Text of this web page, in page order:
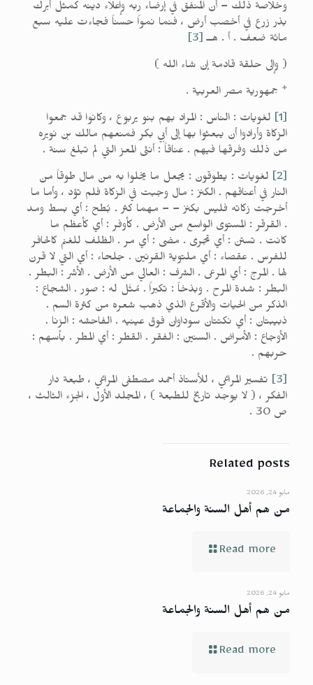
وخلاصة ذلك – أن المنفق في إرضاء ربه وإعلاء دينه كمثل أبرك
بذر زرع في أخصب أرض ، فنما نمواً حسناً فجاءت عليه سبع
مائة ضعف . أ . هــ [3]
( وإلى حلقة قادمة إن شاء الله )
* جمهورية مصر العربية .
[1]
لغويات : الناس : المراد بهم بنو يربوع ، وكانوا قد جمعوا
الزكاة وأرادوا أن يبعثوا بها إلى أبي بكر فمنعهم مالك بن نويره
من ذلك وفرقها فيهم . عناقاً : أنثى المعز التي لم تبلغ سنة .
[2]
لغويات : يطوقون : يجعل ما يخلوا به من مال طوقاً من
النار في أعناقهم . الكنز : مال وجبت في الزكاة فلم تؤد ، وأما ما
أخرجت زكاته فليس بكنز – – مهما كثر . بُطح : أي بسط ومد
. القرقر : المستوى الواسع من الأرض . كأوفر : أي كأعظم ما
كانت . تستن : أي تجرى . مضى : أي مر . الظلف للغنم كالحافر
للفرس . عقصاء : أي ملتوية القرنين . جلحاء : أي التي لا قرن
لها . المرج : أي المرعى . الشرف : العالي من الأرض . الأشر : البطر .
البطر : شدة المرح . وبذخاً : تكبراً . مُثَل له : صور . الشجاع :
الذكر من الحيات والأقرع الذي ذهب شعره من كثرة السم .
ذبيبتان : أي نكتتان سوداوان فوق عينيه . الفاحشه : الزنا .
الأوجاع : الأمراض . السنين : الفقر . القطر : أي المطر . بأسهم :
حربهم .
[3]
تفسير المراغي ، للأستاذ أحمد مصطفى المراغي ، طبعة دار
الفكر ، ( لا يوجد تاريخ للطبعة ) ، المجلد الأول ، الجزء الثالث ،
ص 30 .
Related posts
مايو 24, 2026
من هم أهل السنة والجماعة
Read more
مايو 24, 2026
من هم أهل السنة والجماعة
Read more